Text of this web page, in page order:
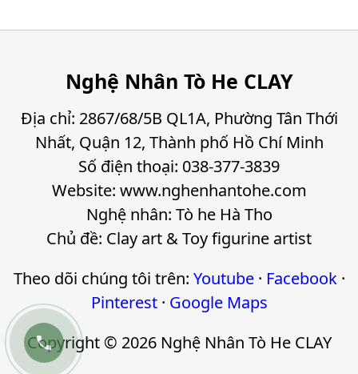
Nghệ Nhân Tò He CLAY
Địa chỉ: 2867/68/5B QL1A, Phường Tân Thới
Nhất, Quận 12, Thành phố Hồ Chí Minh
Số điện thoại: 038-377-3839
Website: www.nghenhantohe.com
Nghệ nhân: Tò he Hà Tho
Chủ đề: Clay art & Toy figurine artist
Theo dõi chúng tôi trên: Youtube· Facebook·
Pinterest· Google Maps
Copyright © 2026 Nghệ Nhân Tò He CLAY
